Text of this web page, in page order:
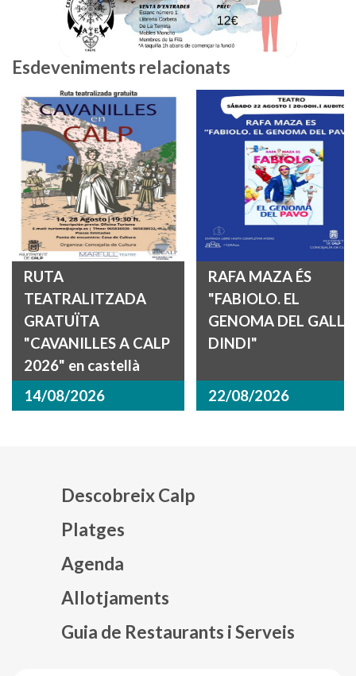
Esdeveniments relacionats
RUTA
TEATRALITZADA
GRATUÏTA
"CAVANILLES A CALP
2026" en castellà
14/08/2026
RAFA MAZA ÉS
"FABIOLO. EL
GENOMA DEL GALL
DINDI"
22/08/2026
Descobreix Calp
Platges
Agenda
Allotjaments
Guia de Restaurants i Serveis